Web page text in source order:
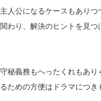
人公になるケースもありつ
わり、解決のヒントを見つ
秘義務もへったくれもあり
ための方便はドラマにつき